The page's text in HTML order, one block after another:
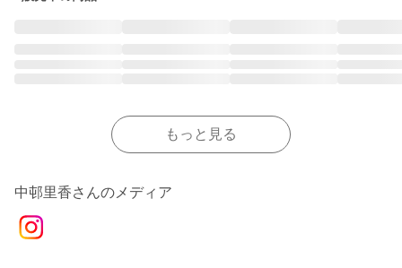
もっと見る
中邨里香さんのメディア